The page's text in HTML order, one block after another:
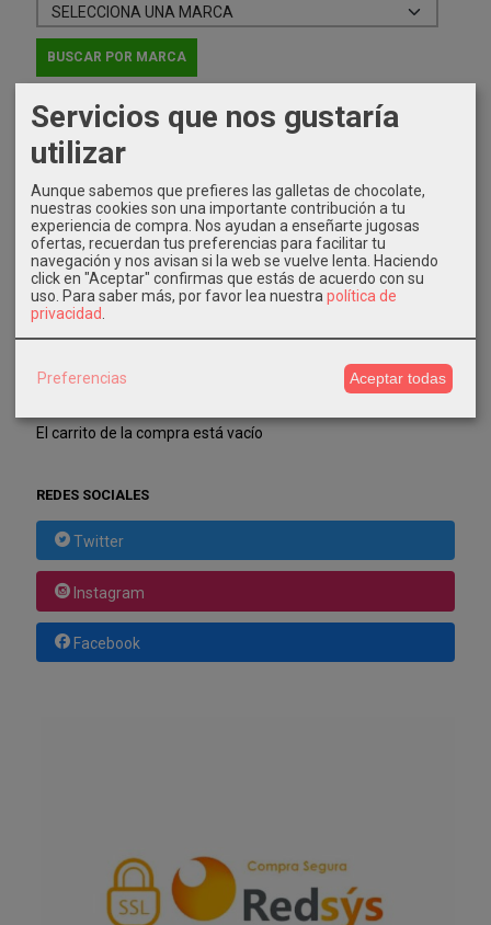
IDIOMA
COSTES DE ENVÍO
GRATIS *
Consultar Destinos
El carrito de la compra está vacío
REDES SOCIALES
Twitter
Instagram
Facebook
Servicios que nos gustaría
utilizar
Aunque sabemos que prefieres las galletas de chocolate,
nuestras cookies son una importante contribución a tu
experiencia de compra. Nos ayudan a enseñarte jugosas
ofertas, recuerdan tus preferencias para facilitar tu
navegación y nos avisan si la web se vuelve lenta. Haciendo
click en "Aceptar" confirmas que estás de acuerdo con su
uso. Para saber más, por favor lea nuestra política de
privacidad
Preferencias Aceptar todas